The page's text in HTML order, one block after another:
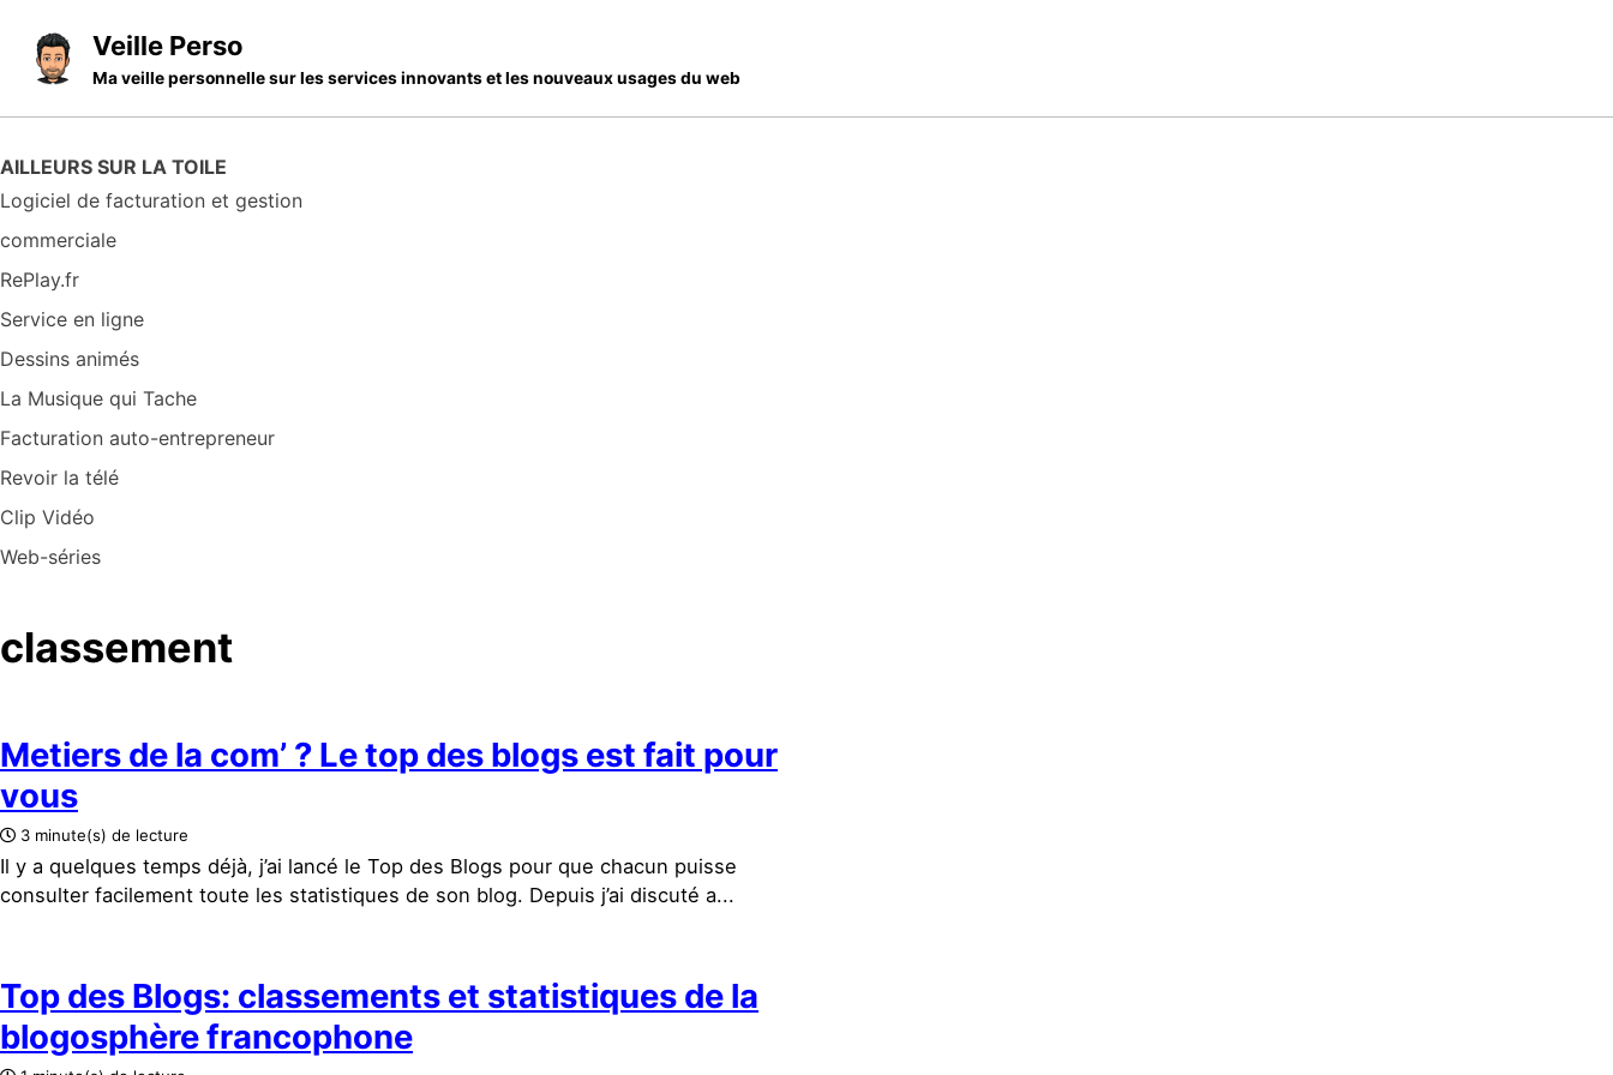
Veille Perso
Ma veille personnelle sur les services innovants et les nouveaux usages du web
AILLEURS SUR LA TOILE
Logiciel de facturation et gestion
commerciale
RePlay.fr
Service en ligne
Dessins animés
La Musique qui Tache
Facturation auto-entrepreneur
Revoir la télé
Clip Vidéo
Web-séries
classement
Metiers de la com’ ? Le top des blogs est fait pour
vous
3 minute(s) de lecture
Il y a quelques temps déjà, j’ai lancé le Top des Blogs pour que chacun puisse
consulter facilement toute les statistiques de son blog. Depuis j’ai discuté a...
Top des Blogs: classements et statistiques de la
blogosphère francophone